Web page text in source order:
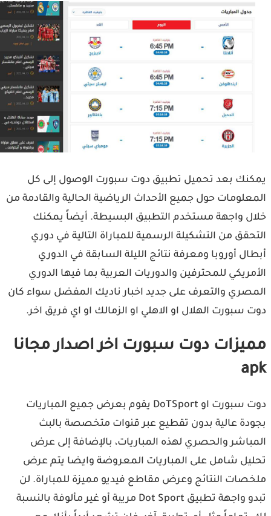
بعد تحميل تطبيق دوت سبورت الوصول إلى كل
حول جميع الأحداث الرياضية الحالية والقادمة من
واجهة مستخدم التطبيق البسيطة. أيضاً يمكنك
من التشكيلة الرسمية للمباراة التالية في دوري
أوروبا ومعرفة نتائج الليلة السابقة في الدوري
للمحترفين والدوريات العربية بما فيها الدوري
والتعرف على جديد اخبار ناديك المفضل سواء كان
سبورت الهلال او الاهلي او الزمالك او اي فريق اخر.
دوت سبورت اخر اصدار مجانا
دوت سبورت او DoTSport يقوم بعرض جميع المباريات
عالية بدون تقطيع عبر قنوات متخصصة بالبث
والحصري لهذه المباريات، بالإضافة إلى عرض
شامل على المباريات المعروضة وايضا يتم عرض
النتائج وعرض مقاطع فيديو مميزة للمباراة. لن
تبدو واجهة تطبيق Dot Sport مريبة أو غير مألوفة بالنسبة